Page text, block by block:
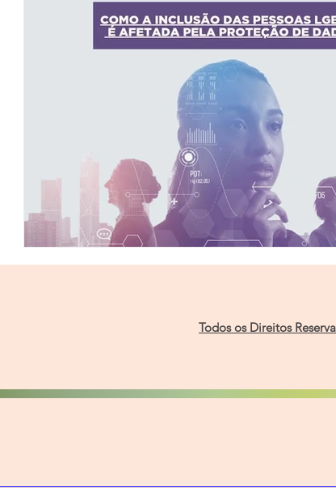
Todos os Direitos